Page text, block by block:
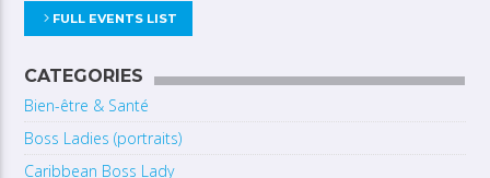
FULL EVENTS LIST
CATEGORIES
Bien-être & Santé
Boss Ladies (portraits)
Caribbean Boss Lady